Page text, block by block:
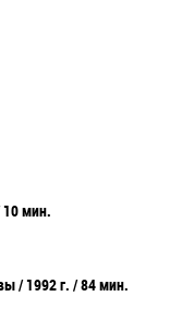
10 мин.
/ 1992 г. / 84 мин.